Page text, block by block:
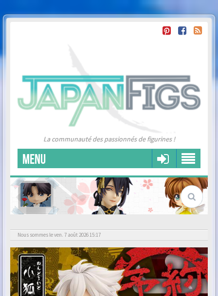
La communauté des passionnés de figurines !
MENU
Nous sommes le ven. 7 août 2026 15:17